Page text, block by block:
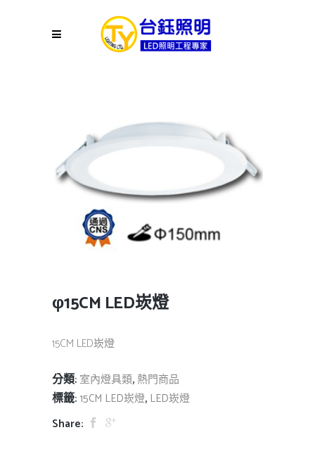
φ15CM LED崁燈
15CM LED崁燈
分類: 室內燈具類, 熱門商品
標籤:15CM LED崁燈, LED崁燈
Share: